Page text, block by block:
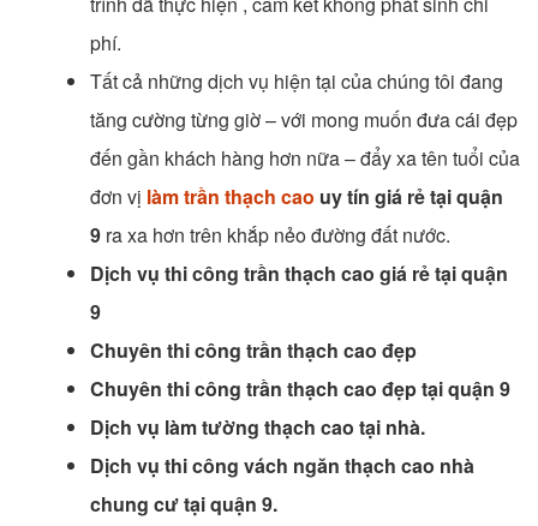
phí.
Tất cả những dịch vụ hiện tại của chúng tôi đang
tăng cường từng giờ – với mong muốn đưa cái đẹp
đến gần khách hàng hơn nữa – đẩy xa tên tuổi của
đơn vị làm trần thạch cao uy tín giá rẻ tại quận
9 ra xa hơn trên khắp nẻo đường đất nước.
Dịch vụ thi công trần thạch cao giá rẻ tại quận
9
Chuyên thi công trần thạch cao đẹp
Chuyên thi công trần thạch cao đẹp tại quận 9
Dịch vụ làm tường thạch cao tại nhà.
Dịch vụ thi công vách ngăn thạch cao nhà
chung cư tại quận 9.